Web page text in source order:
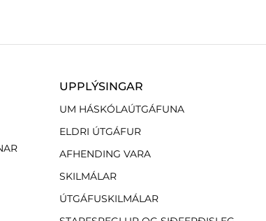
UPPLÝSINGAR
UM HÁSKÓLAÚTGÁFUNA
ELDRI ÚTGÁFUR
AFHENDING VARA
SKILMÁLAR
ÚTGÁFUSKILMÁLAR